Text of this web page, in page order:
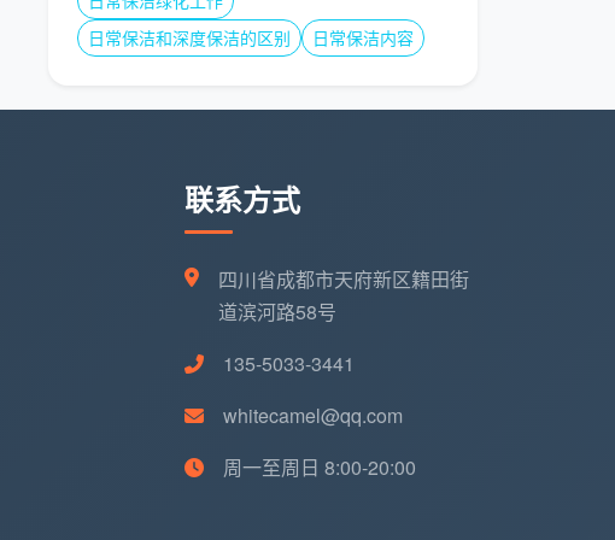
日常保洁和深度保洁的区别
日常保洁内容
联系方式
四川省成都市天府新区籍田街
道滨河路58号
135-5033-3441
whitecamel@qq.com
周一至周日 8:00-20:00